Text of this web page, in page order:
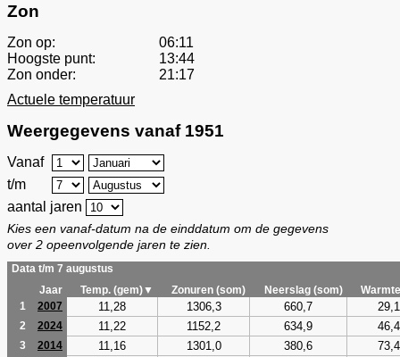
Zon
Zon op:
06:11
Hoogste punt:
13:44
Zon onder:
21:17
Actuele temperatuur
Weergegevens vanaf 1951
Vanaf
t/m
aantal jaren
Kies een vanaf-datum na de einddatum om de gegevens
over 2 opeenvolgende jaren te zien.
Data t/m 7 augustus
Jaar
Temp. (gem)▼ Zonuren (som) Neerslag (som)
1
2007 11,28 1306,3 660,7 29,1
2 2024 11,22 1152,2 634,9 46,4
3 2014 11,16 1301,0 380,6 73,4